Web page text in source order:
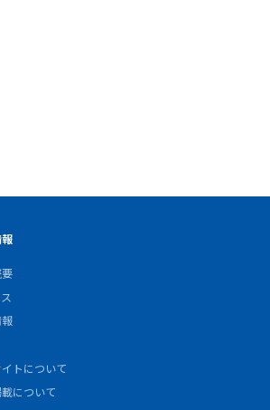
トについて
について